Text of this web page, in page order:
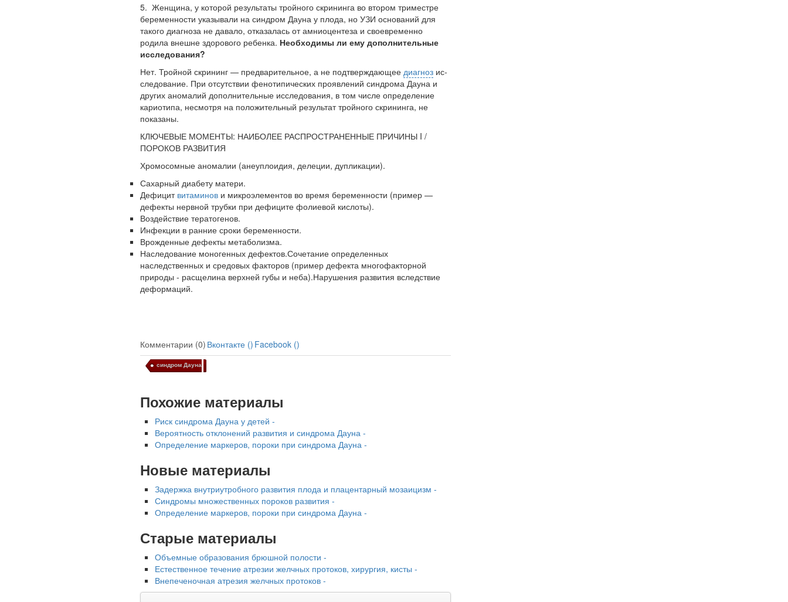
5. Женщина, у которой результаты тройного скрининга во втором триместре
беременности указывали на синдром Дауна у плода, но УЗИ оснований для
такого диагноза не давало, отказалась от амниоцентеза и своевременно
родила внешне здорового ребенка. Необходимы ли ему дополнительные
исследования?
Нет. Тройной скрининг — предварительное, а не подтверждающее диагноз ис­
следование. При отсутствии фенотипических проявлений синдрома Дауна и
дру­гих аномалий дополнительные исследования, в том числе определение
кариотипа, несмотря на положительный результат тройного скрининга, не
показаны.
КЛЮЧЕВЫЕ МОМЕНТЫ: НАИБОЛЕЕ РАСПРОСТРАНЕННЫЕ ПРИЧИНЫ I /
ПОРОКОВ РАЗВИТИЯ
Хромосомные аномалии (анеуплоидия, делеции, дупликации).
Сахарный диабету матери.
Дефицит витаминов и микроэлементов во время беременности (пример —
дефекты нервной трубки при дефиците фолиевой кислоты).
Воздействие тератогенов.
Инфекции в ранние сроки беременности.
Врожденные дефекты метаболизма.
Наследование моногенных дефектов.Сочетание определенных
наследственных и средовых факторов (пример дефекта многофакторной
природы - расщелина верхней губы и неба).Нарушения развития вследствие
деформаций.
Комментарии (0) Вконтакте () Facebook ()
синдром Дауна
Похожие материалы
Риск синдрома Дауна у детей -
Вероятность отклонений развития и синдрома Дауна -
Определение маркеров, пороки при синдрома Дауна -
Новые материалы
Задержка внутриутробного развития плода и плацентарный мозаицизм -
Синдромы множественных пороков ра­звития -
Определение маркеров, пороки при синдрома Дауна -
Старые материалы
Объемные образования брюшной полости -
Естественное течение атрезии желчных протоков, хирургия, кисты -
Внепеченочная атрезия желчных протоков -